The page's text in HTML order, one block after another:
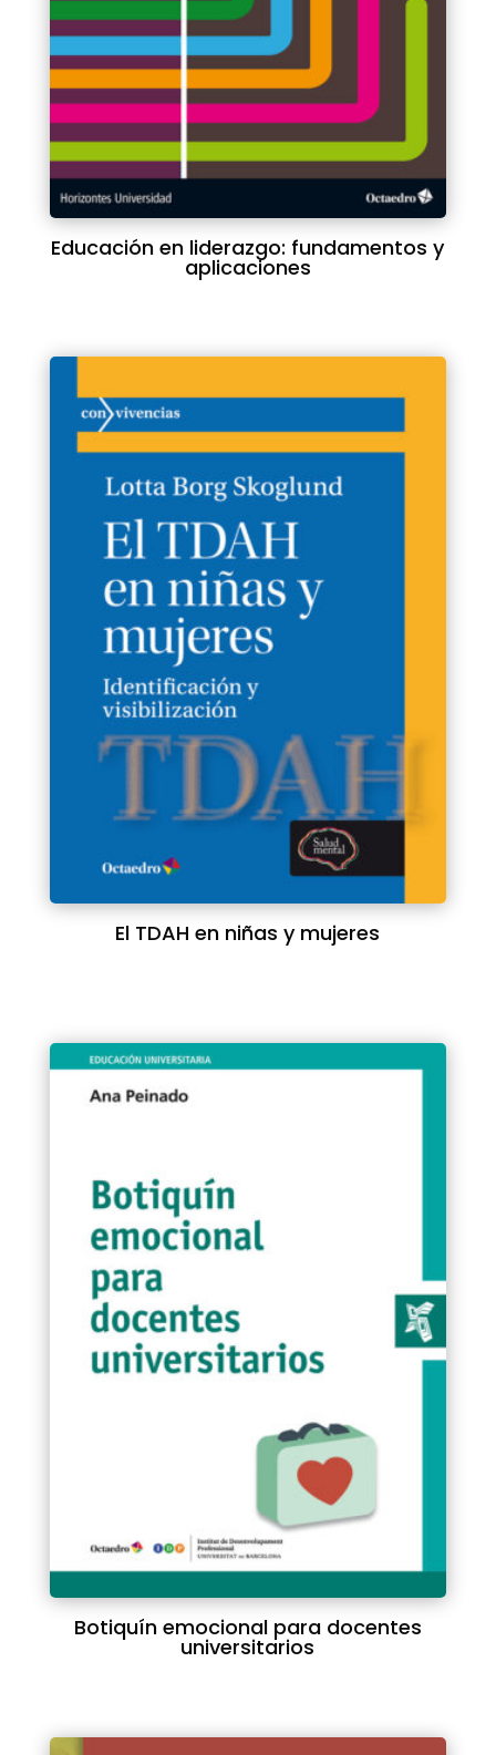
Educación en liderazgo: fundamentos y
aplicaciones
El TDAH en niñas y mujeres
Botiquín emocional para docentes
universitarios